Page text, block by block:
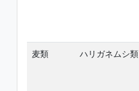
麦類
ハリガネムシ類